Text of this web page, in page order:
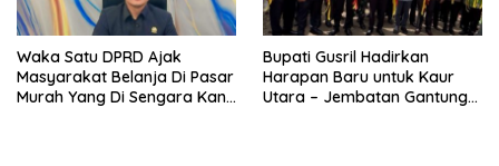
Waka Satu DPRD Ajak
Masyarakat Belanja Di Pasar
Murah Yang Di Sengara Kan
Bupati Gusril Hadirkan
Harapan Baru untuk Kaur
Utara – Jembatan Gantung